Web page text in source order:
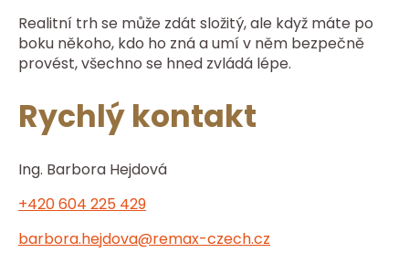
Realitní trh se může zdát složitý, ale když máte po
boku někoho, kdo ho zná a umí v něm bezpečně
provést, všechno se hned zvládá lépe.
Rychlý kontakt
Ing. Barbora Hejdová
+420 604 225 429
barbora.hejdova@remax-czech.cz